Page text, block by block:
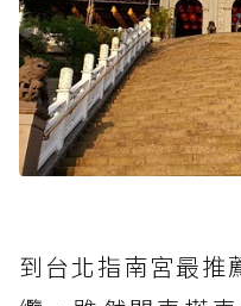
到台北指南宮最推